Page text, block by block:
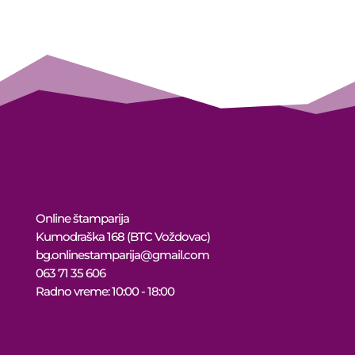
Online štamparija
Kumodraška 168 (BTC Voždovac)
bg.onlinestamparija@gmail.com
063 71 35 606
Radno vreme: 10:00 - 18:00